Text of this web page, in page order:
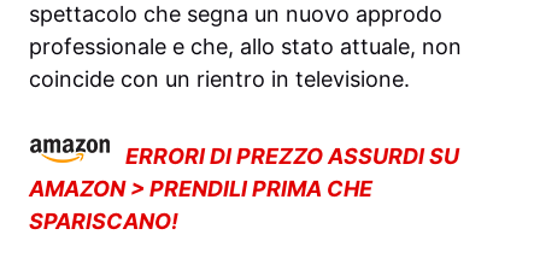
spettacolo che segna un nuovo approdo
professionale e che, allo stato attuale, non
coincide con un rientro in televisione.
ERRORI DI PREZZO ASSURDI SU
AMAZON > PRENDILI PRIMA CHE
SPARISCANO!